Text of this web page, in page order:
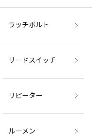
ラッチボルト
リードスイッチ
リピーター
ルーメン